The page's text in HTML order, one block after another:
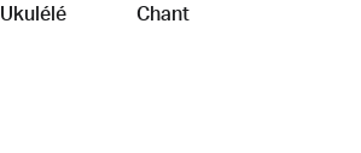
Ukulélé Chant